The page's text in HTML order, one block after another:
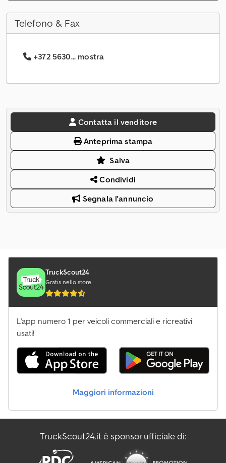
Telefono & Fax
+372 5630... mostra
Contatta il venditore
Anteprima stampa
Salva
Condividi
Segnala l'annuncio
TruckScout24
Gratis nello store
L'app numero 1 per veicoli commerciali e ricreativi
usati!
Maggiori informazioni
TruckScout24.it è sponsor ufficiale di: